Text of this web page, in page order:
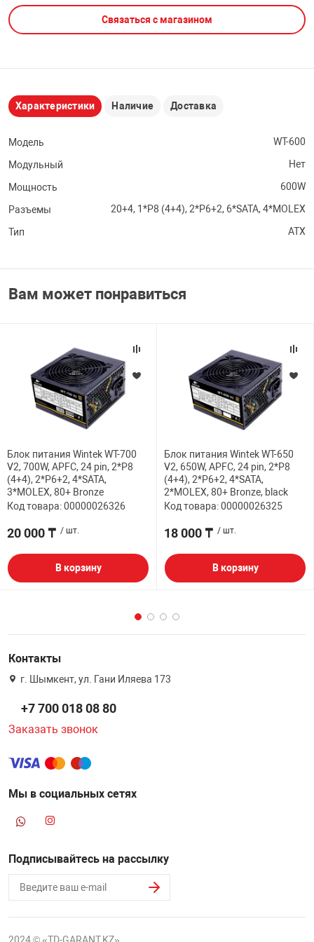
PCI АДАПТЕРЫ
USB
НАБОР ДЛЯ
CD-DVD ДИСКИ
ЛЕНТА ДЛЯ
ДОМА
ТЕХНИКА
Связаться с магазином
Характеристики Наличие Доставка
Модель WT-600
Модульный Нет
Мощность 600W
Разъемы 20+4, 1*P8 (4+4), 2*P6+2, 6*SATA, 4*MOLEX
Тип ATX
Вам может понравиться
Блок питания Wintek WT-700
V2, 700W, APFC, 24 pin, 2*P8
(4+4), 2*P6+2, 4*SATA,
3*MOLEX, 80+ Bronze
Код товара: 00000026326
20 000 ₸ / шт.
В корзину
Блок питания Wintek WT-650
V2, 650W, APFC, 24 pin, 2*P8
(4+4), 2*P6+2, 4*SATA,
2*MOLEX, 80+ Bronze, black
Код товара: 00000026325
18 000 ₸ / шт.
В корзину
Контакты
г. Шымкент, ул. Гани Иляева 173
+7 700 018 08 80
Заказать звонок
Мы в социальных сетях
Подписывайтесь на рассылку
2024 © «TD-GARANT.KZ»